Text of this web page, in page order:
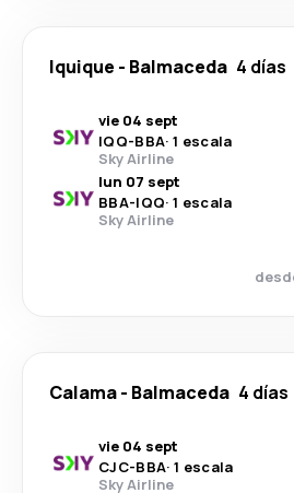
Iquique - Balmaceda 4 días
vie 04 sept
IQQ-BBA· 1 escala
Sky Airline
lun 07 sept
BBA-IQQ· 1 escala
Sky Airline
Calama- Balmaceda 4 días
vie 04 sept
CJC-BBA· 1 escala
Sky Airline